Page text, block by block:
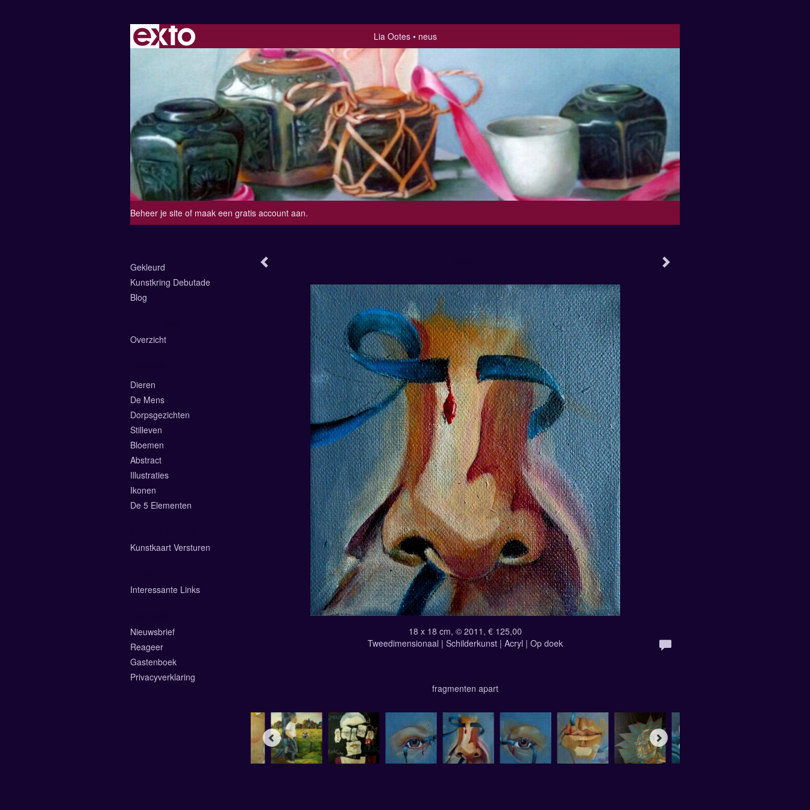
Lia Ootes neus
Beheer je site of maak een gratis account aan.
18 x 18 cm, © 2011, € 125,00
Tweedimensionaal | Schilderkunst | Acryl | Op doek
fragmenten apart
Gekleurd
Kunstkring Debutade
Blog
Overzicht
Dieren
De Mens
Dorpsgezichten
Stilleven
Bloemen
Abstract
Illustraties
Ikonen
De 5 Elementen
Kunstkaart Versturen
Interessante Links
Nieuwsbrief
Reageer
Gastenboek
Privacyverklaring